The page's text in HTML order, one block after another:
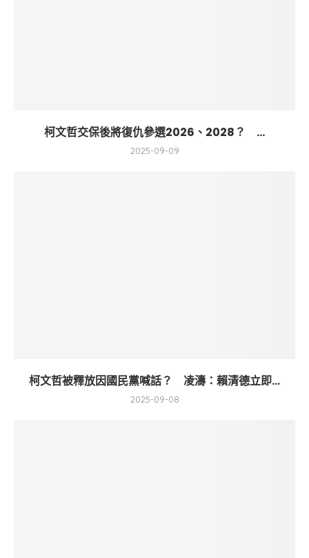
柯文哲交保後將復仇參選2026、2028？ ...
2025-09-09
柯文哲被釋放因國民黨喊話？ 凌濤：賴清德立即...
2025-09-08